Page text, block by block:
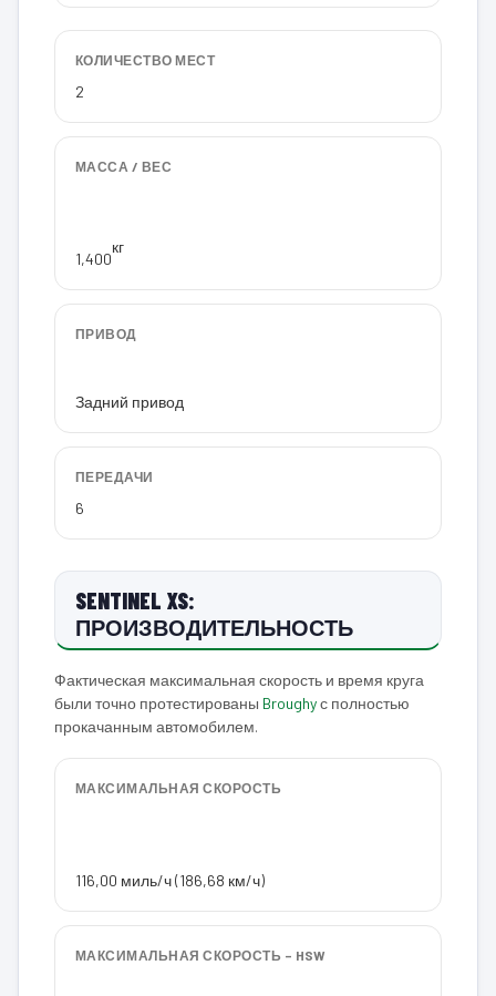
КОЛИЧЕСТВО МЕСТ
2
МАССА / ВЕС
1,400
кг
ПРИВОД
Задний привод
ПЕРЕДАЧИ
6
SENTINEL XS:
ПРОИЗВОДИТЕЛЬНОСТЬ
Фактическая максимальная скорость и время круга
были точно протестированы Broughyс полностью
прокачанным автомобилем.
МАКСИМАЛЬНАЯ СКОРОСТЬ
116,00 миль/ч (186,68 км/ч)
МАКСИМАЛЬНАЯ СКОРОСТЬ – HSW